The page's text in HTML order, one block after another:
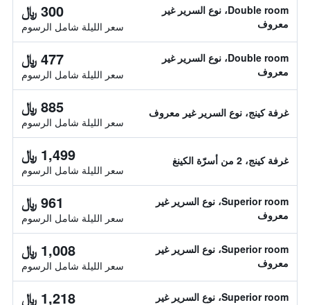
Double room، نوع السرير غير
معروف
300 ﷼
سعر الليلة شامل الرسوم
Double room، نوع السرير غير
معروف
477 ﷼
سعر الليلة شامل الرسوم
غرفة كينج، نوع السرير غير معروف 885 ﷼
سعر الليلة شامل الرسوم
غرفة كينج، 2 من أسرّة الكينغ 1,499 ﷼
سعر الليلة شامل الرسوم
Superior room، نوع السرير غير
معروف
961 ﷼
سعر الليلة شامل الرسوم
Superior room، نوع السرير غير
معروف
1,008 ﷼
سعر الليلة شامل الرسوم
Superior room، نوع السرير غير
1,218 ﷼